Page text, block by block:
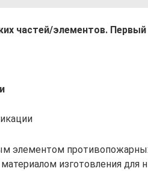
частей/элементов.
элементом
изготовления для